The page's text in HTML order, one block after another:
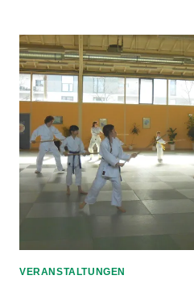
IN
HOLZKIRCHEN
VERANSTALTUNGEN